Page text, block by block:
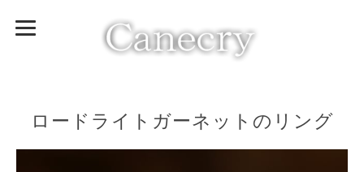
ロードライトガーネットのリング